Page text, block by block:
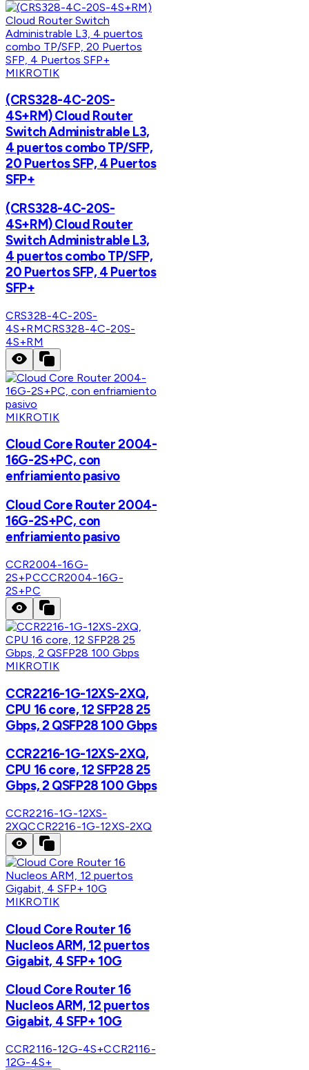
MIKROTIK
(CRS328-4C-20S-
4S+RM) Cloud Router
Switch Administrable L3,
4 puertos combo TP/SFP,
20 Puertos SFP, 4 Puertos
SFP+
(CRS328-4C-20S-
4S+RM) Cloud Router
Switch Administrable L3,
4 puertos combo TP/SFP,
20 Puertos SFP, 4 Puertos
SFP+
CRS328-4C-20S-
4S+RMCRS328-4C-20S-
4S+RM
MIKROTIK
Cloud Core Router 2004-
16G-2S+PC, con
enfriamiento pasivo
Cloud Core Router 2004-
16G-2S+PC, con
enfriamiento pasivo
CCR2004-16G-
2S+PCCCR2004-16G-
2S+PC
MIKROTIK
CCR2216-1G-12XS-2XQ,
CPU 16 core, 12 SFP28 25
Gbps, 2 QSFP28 100 Gbps
CCR2216-1G-12XS-2XQ,
CPU 16 core, 12 SFP28 25
Gbps, 2 QSFP28 100 Gbps
CCR2216-1G-12XS-
2XQCCR2216-1G-12XS-2XQ
MIKROTIK
Cloud Core Router 16
Nucleos ARM, 12 puertos
Gigabit, 4 SFP+ 10G
Cloud Core Router 16
Nucleos ARM, 12 puertos
Gigabit, 4 SFP+ 10G
CCR2116-12G-4S+CCR2116-
12G-4S+